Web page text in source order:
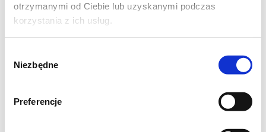
otrzymanymi od Ciebie lub uzyskanymi podczas
korzystania z ich usług.
zgody
Niezbędne
Preferencje
połowa sosu
jajka